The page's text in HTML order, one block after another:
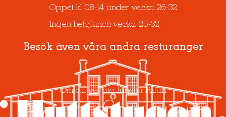
Öppet kl 08-14 under vecka 26-32
Ingen helglunch vecka 25-32
Besök även våra andra resturanger
Om du vill äta lunch i Falun